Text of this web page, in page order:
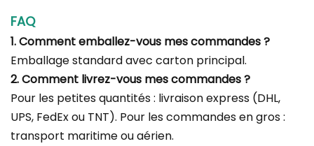
FAQ
1. Comment emballez-vous mes commandes ?
Emballage standard avec carton principal.
2. Comment livrez-vous mes commandes ?
Pour les petites quantités : livraison express (DHL,
UPS, FedEx ou TNT). Pour les commandes en gros :
transport maritime ou aérien.